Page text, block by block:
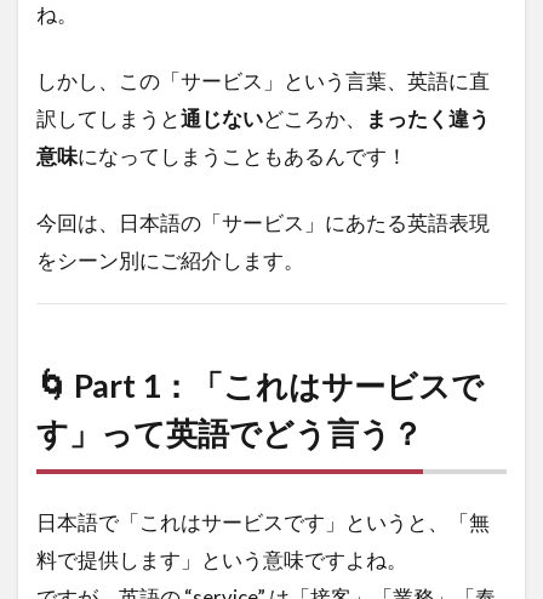
ね。
しかし、この「サービス」という言葉、英語に直
訳してしまうと通じないどころか、
まったく違う
意味になってしまうこともあるんです！
今回は、日本語の「サービス」にあたる英語表現
をシーン別にご紹介します。
🌀 Part 1：「これはサービスで
す」って英語でどう言う？
日本語で「これはサービスです」というと、「無
料で提供します」という意味ですよね。